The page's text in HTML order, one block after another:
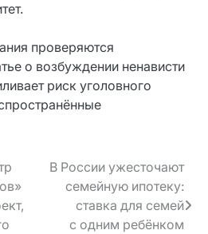
проверяются
о возбуждении ненависти
риск уголовного
В России ужесточают
семейную ипотеку:
ставка для семей
с одним ребёнком